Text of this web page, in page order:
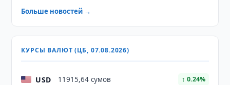
Больше новостей →
КУРСЫ ВАЛЮТ (ЦБ, 07.08.2026)
USD 11915,64 сумов ↑ 0.24%